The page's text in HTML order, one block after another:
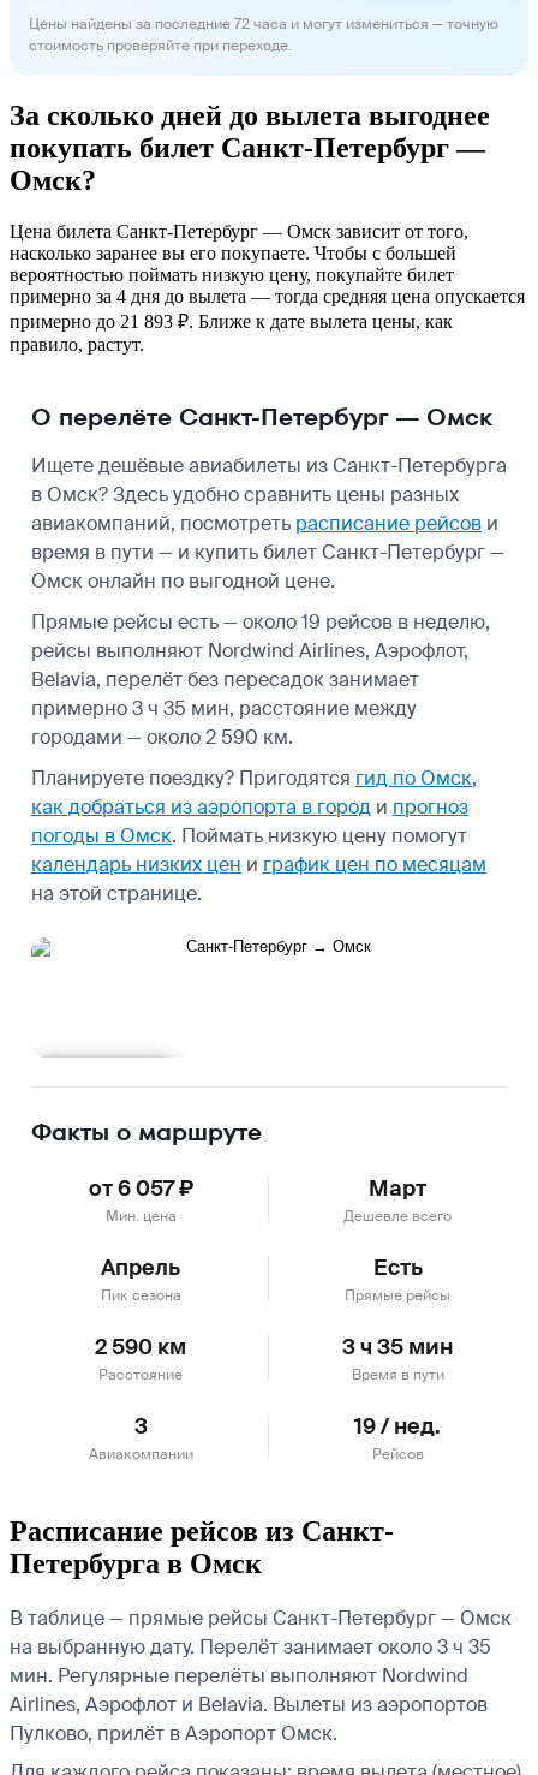
Цены найдены за последние 72 часа и могут измениться — точную
стоимость проверяйте при переходе.
За сколько дней до вылета выгоднее
покупать билет Санкт-Петербург —
Омск?
Цена билета Санкт-Петербург — Омск зависит от того,
насколько заранее вы его покупаете. Чтобы с большей
вероятностью поймать низкую цену, покупайте билет
примерно за 4 дня до вылета — тогда средняя цена опускается
примерно до 21 893 ₽. Ближе к дате вылета цены, как
правило, растут.
О перелёте Санкт-Петербург — Омск
Ищете дешёвые авиабилеты из Санкт-Петербурга
в Омск? Здесь удобно сравнить цены разных
авиакомпаний, посмотреть расписание рейсов и
время в пути — и купить билет Санкт-Петербург —
Омск онлайн по выгодной цене.
Прямые рейсы есть — около 19 рейсов в неделю,
рейсы выполняют Nordwind Airlines, Аэрофлот,
Belavia, перелёт без пересадок занимает
примерно 3 ч 35 мин, расстояние между
городами — около 2 590 км.
Планируете поездку? Пригодятся гид по Омск,
как добраться из аэропорта в город и прогноз
погоды в Омск. Поймать низкую цену помогут
календарь низких цен и график цен по месяцам
на этой странице.
Факты о маршруте
от 6 057 ₽
Мин. цена
Март
Дешевле всего
Апрель
Пик сезона
Есть
Прямые рейсы
2 590 км
Расстояние
3 ч 35 мин
Время в пути
3
Авиакомпании
19 / нед.
Рейсов
Расписание рейсов из Санкт-
Петербурга в Омск
В таблице — прямые рейсы Санкт-Петербург — Омск
на выбранную дату. Перелёт занимает около 3 ч 35
мин. Регулярные перелёты выполняют Nordwind
Airlines, Аэрофлот и Belavia. Вылеты из аэропортов
Пулково, прилёт в Аэропорт Омск.